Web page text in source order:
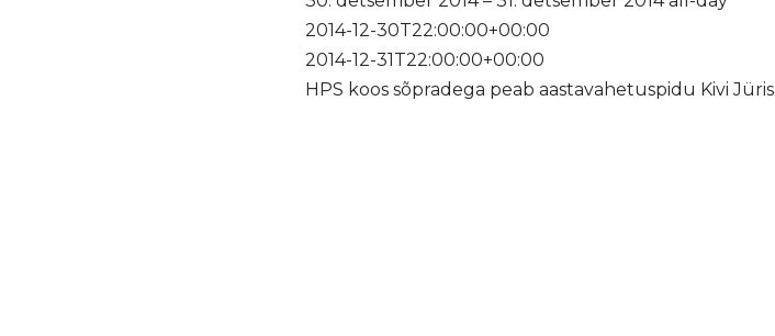
2014-12-30T22:00:00+00:00
2014-12-31T22:00:00+00:00
HPS koos sõpradega peab aastavahetuspidu Kivi Jüris